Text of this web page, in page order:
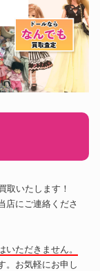
取いたします！
店にご連絡くださ
いただきません。
。お気軽にお申し